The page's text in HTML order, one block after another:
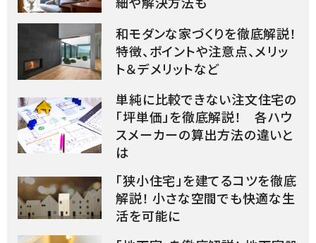
和モダンな家づくりを徹底解説！
特徴、ポイントや注意点、メリッ
ト＆デメリットなど
単純に比較できない注文住宅の
「坪単価」を徹底解説！ 各ハウ
スメーカーの算出方法の違いと
は
「狭小住宅」を建てるコツを徹底
解説！ 小さな空間でも快適な生
活を可能に